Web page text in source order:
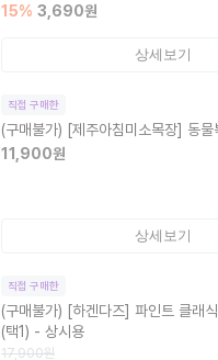
15% 3,690원
상세보기
직접 구매한
(구매불가) [제주아침미소목장] 동
11,900원
상세보기
직접 구매한
(구매불가) [하겐다즈] 파인트 클래
(택1) - 상시용
17,900원